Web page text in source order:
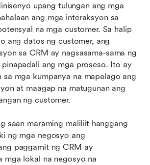
upang tulungan ang mga
ang mga interaksyon sa
na mga customer. Sa halip
ang datos ng customer, ang
sa CRM ay nagsasama-sama ng
ang mga proseso. Ito ay
sa mga kumpanya na mapalago ang
at maagap na matugunan ang
ng customer.
saan maraming maliliit hanggang
ng mga negosyo ang
paggamit ng CRM ay
mga lokal na negosyo na